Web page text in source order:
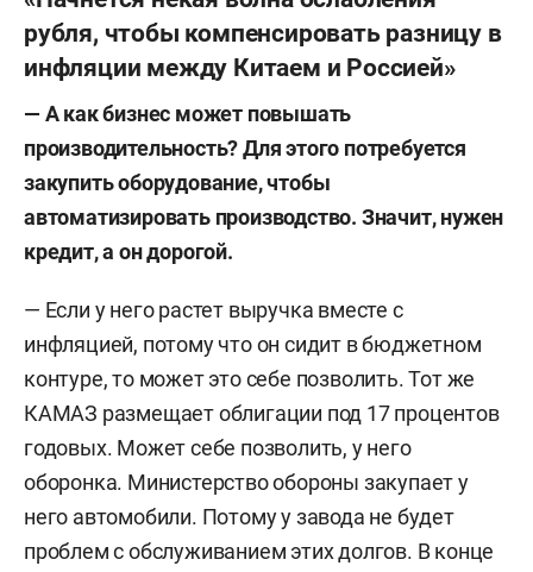
рубля, чтобы компенсировать разницу в
инфляции между Китаем и Россией»
— А как бизнес может повышать
производительность? Для этого потребуется
закупить оборудование, чтобы
автоматизировать производство. Значит, нужен
кредит, а он дорогой.
— Если у него растет выручка вместе с
инфляцией, потому что он сидит в бюджетном
контуре, то может это себе позволить. Тот же
КАМАЗ размещает облигации под 17 процентов
годовых. Может себе позволить, у него
оборонка. Министерство обороны закупает у
него автомобили. Потому у завода не будет
проблем с обслуживанием этих долгов. В конце